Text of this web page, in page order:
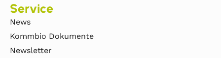
Service
News
Kommbio Dokumente
Newsletter